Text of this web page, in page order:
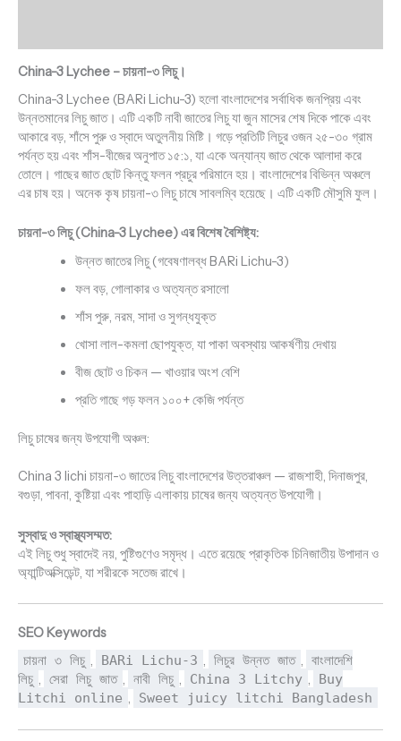
China-3 Lychee – চায়না-৩ লিচু।
China-3 Lychee (BARi Lichu-3) হলো বাংলাদেশের সর্বাধিক জনপ্রিয় এবং
উন্নতমানের লিচু জাত। এটি একটি নাবী জাতের লিচু যা জুন মাসের শেষ দিকে পাকে এবং
আকারে বড়, শাঁসে পুরু ও স্বাদে অতুলনীয় মিষ্টি। গড়ে প্রতিটি লিচুর ওজন ২৫-৩০ গ্রাম
পর্যন্ত হয় এবং শাঁস-বীজের অনুপাত ১৫:১, যা একে অন্যান্য জাত থেকে আলাদা করে
তোলে। গাছের জাত ছোট কিন্তু ফলন প্রচুর পরিমানে হয়। বাংলাদেশের বিভিন্ন অঞ্চলে
এর চাষ হয়। অনেক কৃষ চায়না-৩ লিচু চাষে সাবলম্বি হয়েছে। এটি একটি মৌসুমি ফুল।
চায়না-৩ লিচু (China-3 Lychee) এরবিশেষ বৈশিষ্ট্য:
উন্নত জাতের লিচু (গবেষণালব্ধ BARi Lichu-3)
ফল বড়, গোলাকার ও অত্যন্ত রসালো
শাঁস পুরু, নরম, সাদা ও সুগন্ধযুক্ত
খোসা লাল-কমলা ছোপযুক্ত, যা পাকা অবস্থায় আকর্ষণীয় দেখায়
বীজ ছোট ও চিকন — খাওয়ার অংশ বেশি
প্রতি গাছে গড় ফলন ১০০+ কেজি পর্যন্ত
লিচু চাষের জন্য উপযোগী অঞ্চল:
China 3 lichi চায়না-৩ জাতের লিচু বাংলাদেশের উত্তরাঞ্চল — রাজশাহী, দিনাজপুর,
বগুড়া, পাবনা, কুষ্টিয়া এবং পাহাড়ি এলাকায় চাষের জন্য অত্যন্ত উপযোগী।
সুস্বাদু ও স্বাস্থ্যসম্মত:
এই লিচু শুধু স্বাদেই নয়, পুষ্টিগুণেও সমৃদ্ধ। এতে রয়েছে প্রাকৃতিক চিনিজাতীয় উপাদান ও
অ্যান্টিঅক্সিডেন্ট, যা শরীরকে সতেজ রাখে।
SEO Keywords
চায়না ৩ লিচু , BARi Lichu-3 , লিচুর উন্নত জাত , বাংলাদেশি
লিচু , সেরা লিচু জাত , নাবী লিচু , China 3 Litchy ,
Buy
Litchi online , Sweet juicy litchi Bangladesh